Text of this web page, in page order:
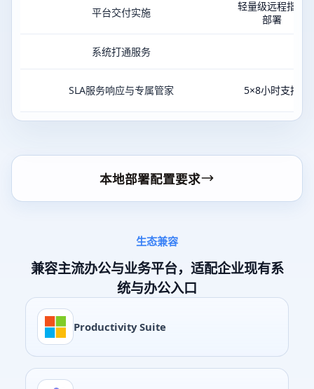
平台交付实施
轻量级远程指导
部署
系统打通服务
SLA服务响应与专属管家 5×8小时支持
本地部署配置要求
生态兼容
兼容主流办公与业务平台，适配企业现有系
统与办公入口
Productivity Suite